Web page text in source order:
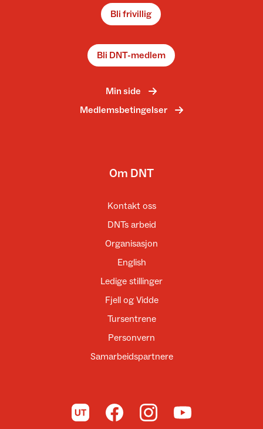
Bli frivillig
Bli DNT-medlem
Min side
Medlemsbetingelser
Om DNT
Kontakt oss
DNTs arbeid
Organisasjon
English
Ledige stillinger
Fjell og Vidde
Tursentrene
Personvern
Samarbeidspartnere
Til UT.no Til DNT på Facebook
Til DNT på Instagram
Til DNT på YouTube